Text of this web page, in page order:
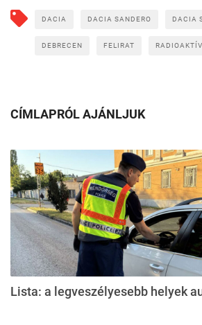
DACIA DACIA SANDERO DACIA
DEBRECEN FELIRAT RADIOAKTÍV
CÍMLAPRÓL AJÁNLJUK
Lista: a legveszélyesebb helyek